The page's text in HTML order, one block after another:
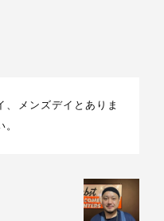
、メンズデイとありま